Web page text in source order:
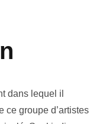
dans lequel il
ce groupe d’artistes